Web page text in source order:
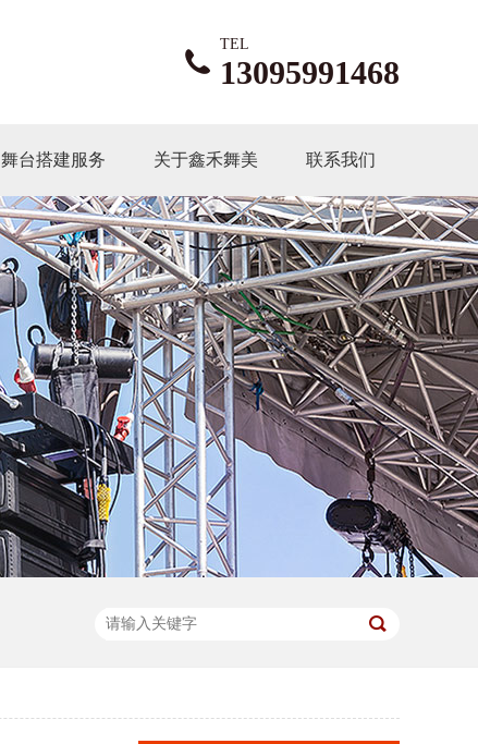
TEL
13095991468
舞台搭建服务 关于鑫禾舞美 联系我们